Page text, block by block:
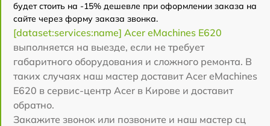
будет стоить на -15% дешевле при оформлении заказа на
сайте через форму заказа звонка.
[dataset:services:name] Acer eMachines E620
выполняется на выезде, если не требует
габаритного оборудования и сложного ремонта. В
таких случаях наш мастер доставит Acer eMachines
E620 в сервис-центр Acer в Кирове и доставит
обратно.
Закажите звонок или позвоните и наш мастер сц